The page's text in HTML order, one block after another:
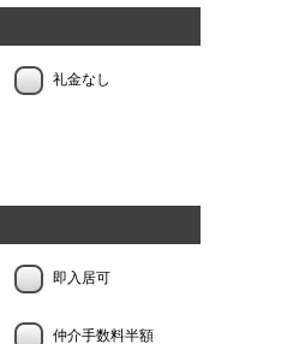
礼金なし
即入居可
仲介手数料半額